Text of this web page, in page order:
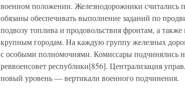
военном положении. Железнодорожники
обязаны обеспечивать выполнение заданий по
подвозу топлива и продовольствия фронтам, а
крупным городам. На каждую группу железных
с особыми полномочиями. Комиссары подчинялись
реввоенсовет республики[856]. Централизация
новый уровень — вертикали военного подчинения.